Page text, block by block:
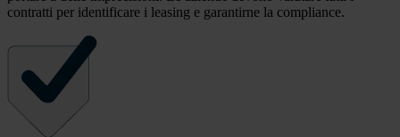
contratti per identificare i leasing e garantirne la compliance.